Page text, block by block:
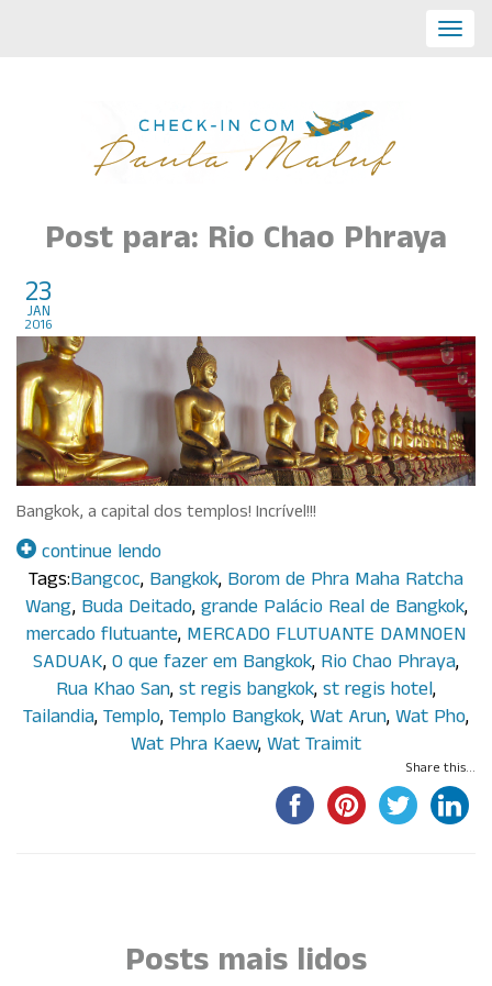
Post para: Rio Chao Phraya
23
jan
2016
Bangkok, a capital dos templos! Incrível!!!
continue lendo
Tags:Bangcoc, Bangkok, Borom de Phra Maha Ratcha
Wang, Buda Deitado, grande Palácio Real de Bangkok,
mercado flutuante, MERCADO FLUTUANTE DAMNOEN
SADUAK, O que fazer em Bangkok, Rio Chao Phraya,
Rua Khao San, st regis bangkok, st regis hotel,
Tailandia, Templo, Templo Bangkok, Wat Arun, Wat Pho,
Wat Phra Kaew, Wat Traimit
Share this...
Posts mais lidos